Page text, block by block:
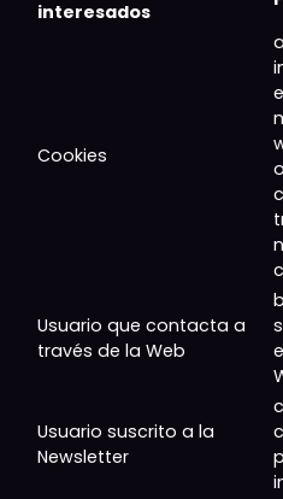
interesados
Cookies
Usuario que contacta a
través de la Web
Usuario suscrito a la
Newsletter